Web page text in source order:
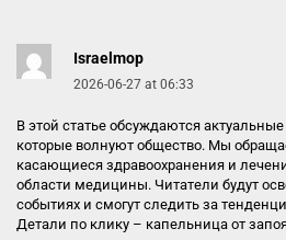
Israelmop
2026-06-27 at 06:33
В этой статье обсуждаются
которые волнуют общество. Мы
касающиеся здравоохранения и
области медицины. Читатели будут
событиях и смогут следить за
Детали по клику – капельница от